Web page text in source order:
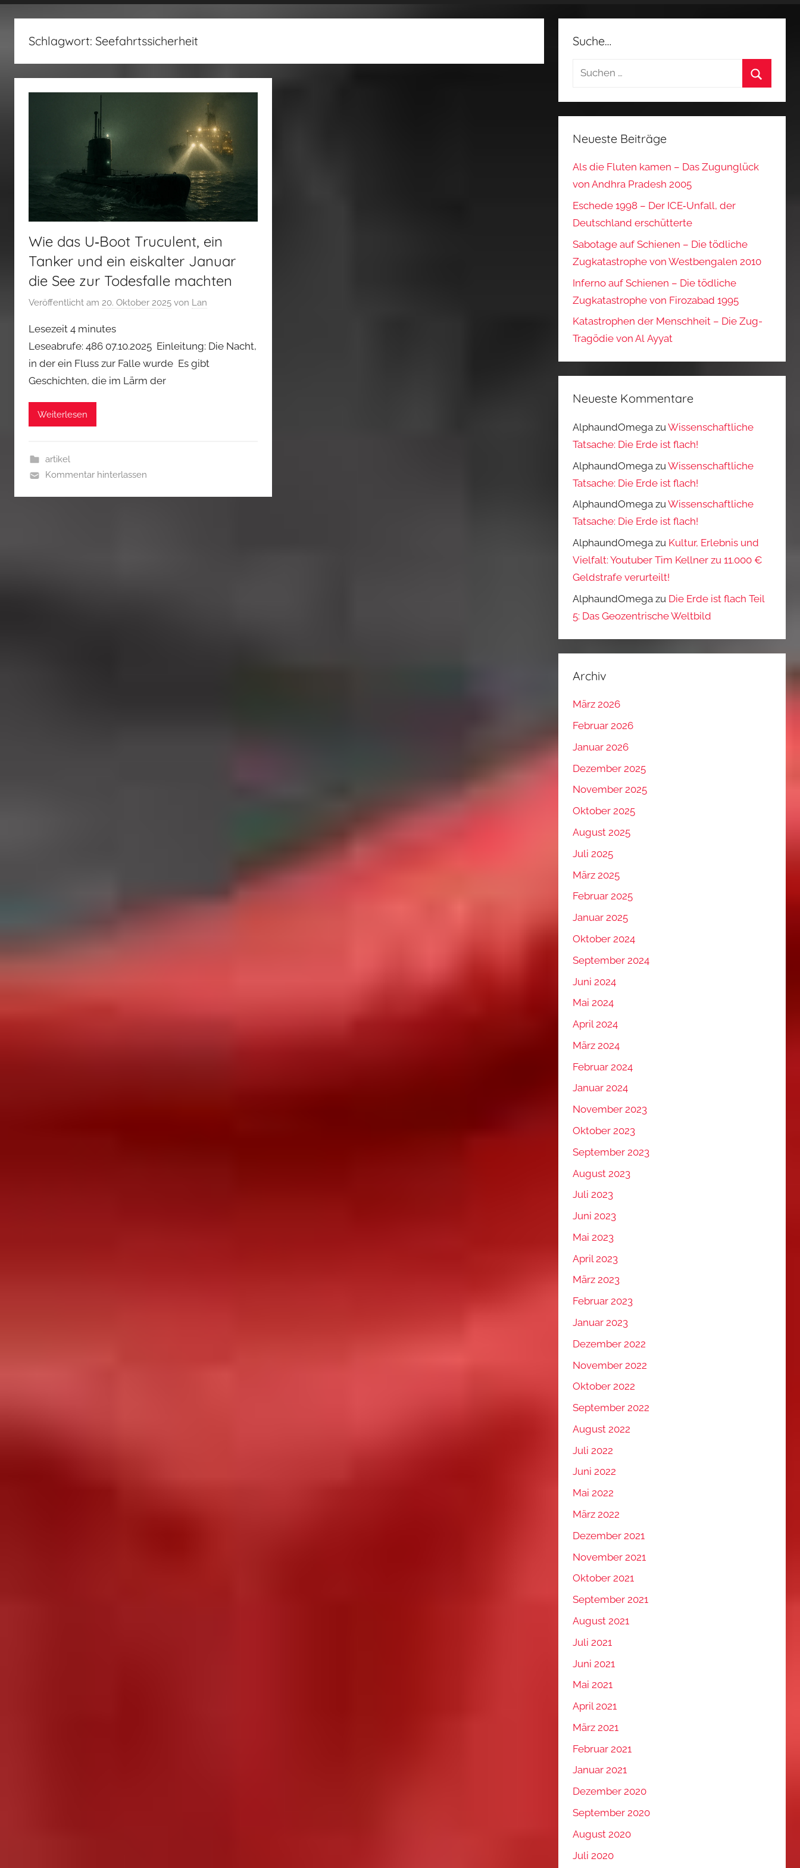
fertig…!
Schlagwort: Seefahrtssicherheit
Wie das U‑Boot Truculent, ein
Tanker und ein eiskalter Januar
die See zur Todesfalle machten
Veröffentlicht am 20. Oktober 2025 von Lan
Lesezeit 4 minutes
Leseabrufe: 486 07.10.2025 Einleitung: Die Nacht,
in der ein Fluss zur Falle wurde Es gibt
Geschichten, die im Lärm der
Weiterlesen
artikel
Kommentar hinterlassen
Suche…
Suchen
Neueste Beiträge
Als die Fluten kamen – Das Zugunglück
von Andhra Pradesh 2005
Eschede 1998 – Der ICE‑Unfall, der
Deutschland erschütterte
Sabotage auf Schienen – Die tödliche
Zugkatastrophe von Westbengalen 2010
Inferno auf Schienen – Die tödliche
Zugkatastrophe von Firozabad 1995
Katastrophen der Menschheit – Die Zug-
Tragödie von Al Ayyat
Neueste Kommentare
AlphaundOmega zuWissenschaftliche
Tatsache: Die Erde ist flach!
AlphaundOmega zuWissenschaftliche
Tatsache: Die Erde ist flach!
AlphaundOmega zuWissenschaftliche
Tatsache: Die Erde ist flach!
AlphaundOmega zu Kultur, Erlebnis und
Vielfalt: Youtuber Tim Kellner zu 11.000 €
Geldstrafe verurteilt!
AlphaundOmega zu Die Erde ist flach Teil
5: Das Geozentrische Weltbild
Archiv
März 2026
Februar 2026
Januar 2026
Dezember 2025
November 2025
Oktober 2025
August 2025
Juli 2025
März 2025
Februar 2025
Januar 2025
Oktober 2024
September 2024
Juni 2024
Mai 2024
April 2024
März 2024
Februar 2024
Januar 2024
November 2023
Oktober 2023
September 2023
August 2023
Juli 2023
Juni 2023
Mai 2023
April 2023
März 2023
Februar 2023
Januar 2023
Dezember 2022
November 2022
Oktober 2022
September 2022
August 2022
Juli 2022
Juni 2022
Mai 2022
März 2022
Dezember 2021
November 2021
Oktober 2021
September 2021
August 2021
Juli 2021
Juni 2021
Mai 2021
April 2021
März 2021
Februar 2021
Januar 2021
Dezember 2020
September 2020
August 2020
Juli 2020